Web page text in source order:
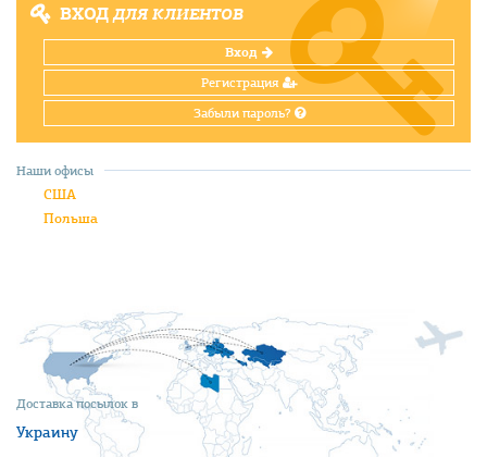
ВХОДДЛЯ КЛИЕНТОВ
Вход
Регистрация
Забыли пароль?
Доставка посылок в
Украину
Наши офисы
США
Польша